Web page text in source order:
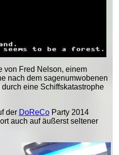
von Fred Nelson, einem
nach dem sagenumwobenen
eine Schiffskatastrophe
der DoReCoParty 2014
auch auf äußerst seltener